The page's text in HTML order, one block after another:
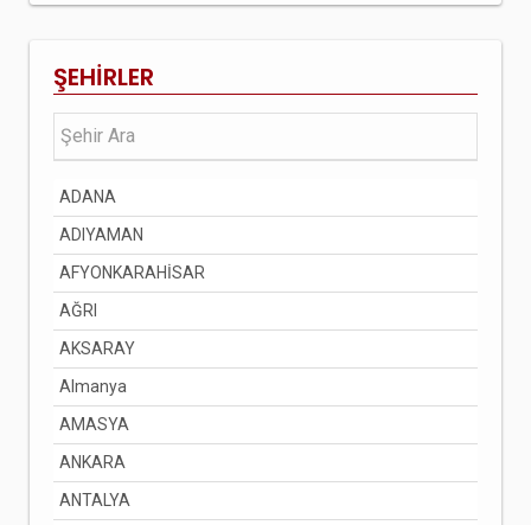
ŞEHİRLER
ADANA
ADIYAMAN
AFYONKARAHİSAR
AĞRI
AKSARAY
Almanya
AMASYA
ANKARA
ANTALYA